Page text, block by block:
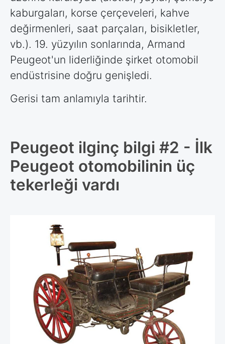
kaburgaları, korse çerçeveleri, kahve
değirmenleri, saat parçaları, bisikletler,
vb.). 19. yüzyılın sonlarında, Armand
Peugeot'un liderliğinde şirket otomobil
endüstrisine doğru genişledi.
Gerisi tam anlamıyla tarihtir.
Peugeot ilginç bilgi #2 - İlk
Peugeot otomobilinin üç
tekerleği vardı